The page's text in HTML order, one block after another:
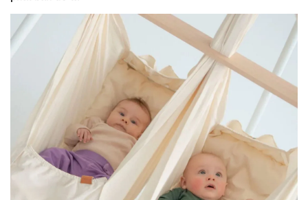
Với các chất liệu an toàn và chức năng khóa an toàn,
bạn hoàn toàn có thể yên tâm khi sử dụng Niucun
Pro cho bé yêu.
Thông Số Kỹ Thuật
Dung Tích Bình Nước:
1200ml
Công Suất:
220V/50Hz
Trọng Lượng:
3.5kg
Kích Thước:30 x 25 x 35 cm
Bảo Hành:12 tháng
Kết Luận
Máy Pha Sữa Tự Động Niucun Pro không chỉ là một thiết bị gia